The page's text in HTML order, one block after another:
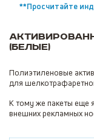
**Просчитайте
(белые)
Полиэтиленовые
для
К тому же пакеты еще
внешних рекламных